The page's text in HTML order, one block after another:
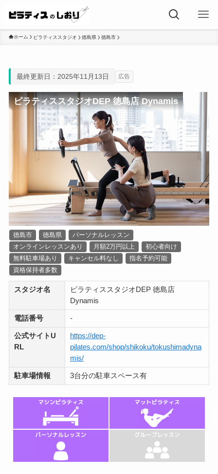
ホーム ピラティススタジオ 徳島県 徳島市
最終更新日：2025年11月13日 広告
ピラティススタジオDEP 徳島店 Dynamis
徳島市 徳島県
パーソナルレッスン
オンラインレッスンあり
月額2万円以上
初心者向け
無料駐車場あり
キャンセル料なし
指名予約可能
資格保持者多数
スタジオ名
ピラティススタジオDEP 徳島店
Dynamis
電話番号 -
公式サイトU
RL
https://dep-
pilates.com/shop/shikoku/tokushimadyna
mis/
駐車場情報 3台分の駐車スペース有